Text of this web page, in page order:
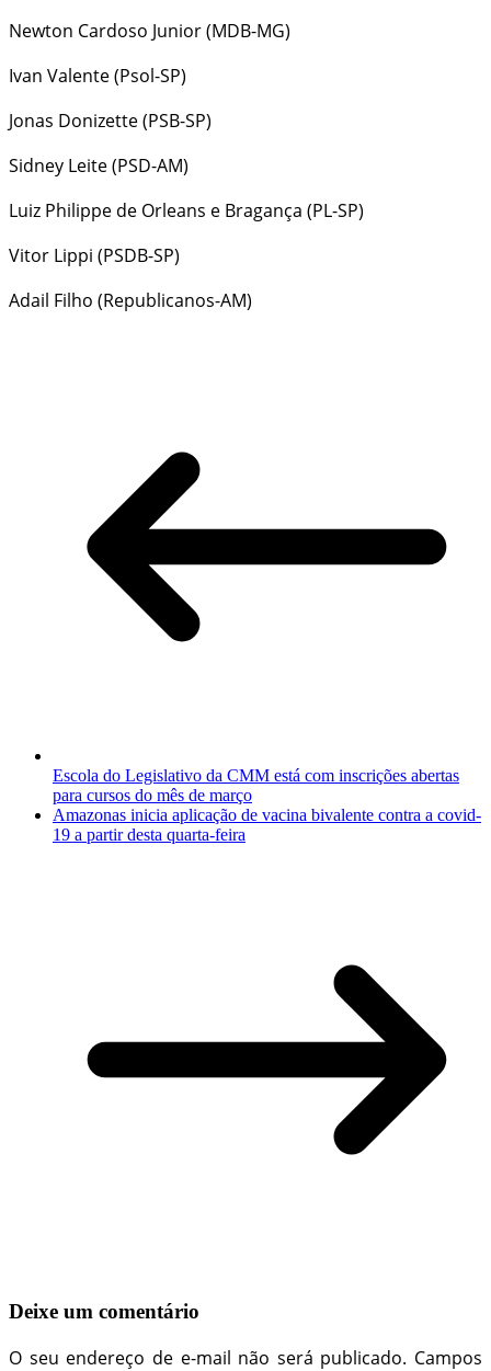
Newton Cardoso Junior (MDB-MG)
Ivan Valente (Psol-SP)
Jonas Donizette (PSB-SP)
Sidney Leite (PSD-AM)
Luiz Philippe de Orleans e Bragança (PL-SP)
Vitor Lippi (PSDB-SP)
Adail Filho (Republicanos-AM)
Escola do Legislativo da CMM está com inscrições abertas
para cursos do mês de março
Amazonas inicia aplicação de vacina bivalente contra a covid-
19 a partir desta quarta-feira
Deixe um comentário
O seu endereço de e-mail não será publicado. Campos